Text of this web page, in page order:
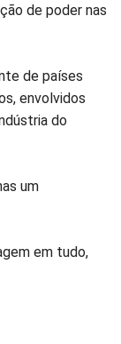
de poder nas
de países
envolvidos
do
um
em tudo,